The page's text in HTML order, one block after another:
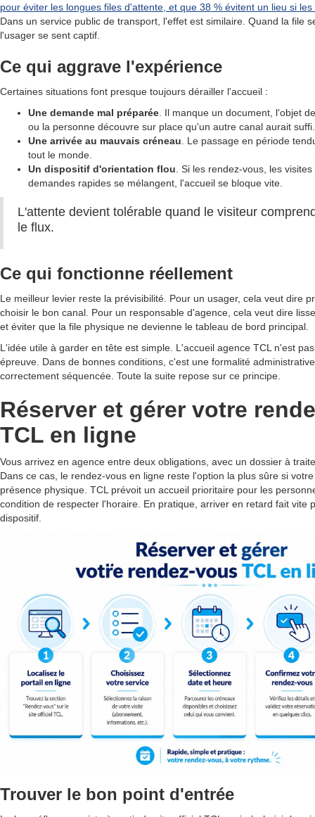
pour éviter les longues files d'attente, et que 38 % évitent un lieu si
Dans un service public de transport, l'effet est similaire. Quand la file
l'usager se sent captif.
Ce qui aggrave l'expérience
Certaines situations font presque toujours dérailler l'accueil :
Une demande mal préparée. Il manque un document, l'objet
ou la personne découvre sur place qu'un autre canal aurait suffi.
Une arrivée au mauvais créneau. Le passage en période
tout le monde.
Un dispositif d'orientation flou. Si les rendez-vous, les
demandes rapides se mélangent, l'accueil se bloque vite.
L'attente devient tolérable quand le visiteur
le flux.
Ce qui fonctionne réellement
Le meilleur levier reste la prévisibilité. Pour un usager, cela veut dire
choisir le bon canal. Pour un responsable d'agence, cela veut dire
et éviter que la file physique ne devienne le tableau de bord principal.
L'idée utile à garder en tête est simple. L'accueil agence TCL n'est
épreuve. Dans de bonnes conditions, c'est une formalité
correctement séquencée. Toute la suite repose sur ce principe.
Réserver et gérer votre
TCL en ligne
Vous arrivez en agence entre deux obligations, avec un dossier à
Dans ce cas, le rendez-vous en ligne reste l'option la plus sûre si
présence physique. TCL prévoit un accueil prioritaire pour les
condition de respecter l'horaire. En pratique, arriver en retard fait vite
dispositif.
Trouver le bon point d'entrée